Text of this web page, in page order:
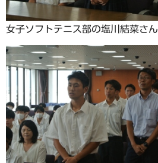
女子ソフトテニス部の塩川結菜さん